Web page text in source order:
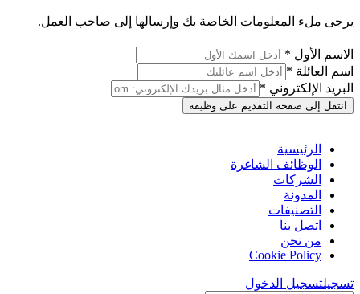
يرجى ملء المعلومات الخاصة بك وإرسالها إلى صاحب العمل.
الاسم الأول *
اسم العائلة *
البريد الإلكتروني *
انتقل إلى صفحة التقديم على وظيفة
الرئيسية
الوظائف الشاغرة
الشركات
المدونة
التصنيفات
اتصل بنا
من نحن
Cookie Policy
تسجيلتسجيل الدخول